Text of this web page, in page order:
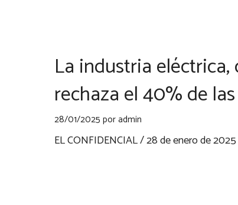
La industria
rechaza el 40% de
28/01/2025 poradmin
EL CONFIDENCIAL / 28 de enero de 2025